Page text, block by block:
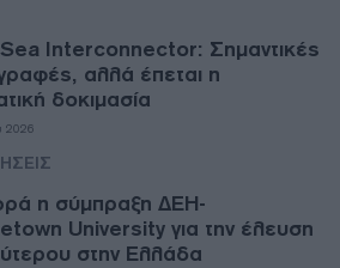
Interconnector: Σημαντικές
αλλά έπεται η
δοκιμασία
2026
η σύμπραξη ΔΕΗ-
University για την έλευση
στην Ελλάδα